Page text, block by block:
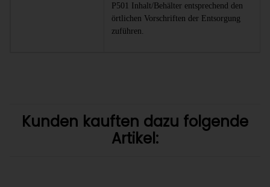
P501 Inhalt/Behälter entsprechend den
örtlichen Vorschriften der Entsorgung
zuführen.
Kunden kauften dazu folgende
Artikel: